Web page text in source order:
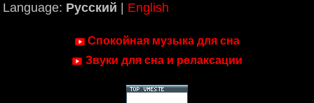
Language: Русский English
Спокойная музыка для сна
Звуки для сна и релаксации